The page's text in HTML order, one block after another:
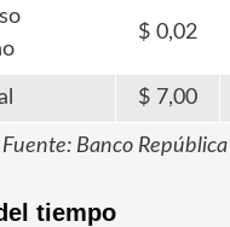
0,02
7,00
Fuente: Banco República
tiempo